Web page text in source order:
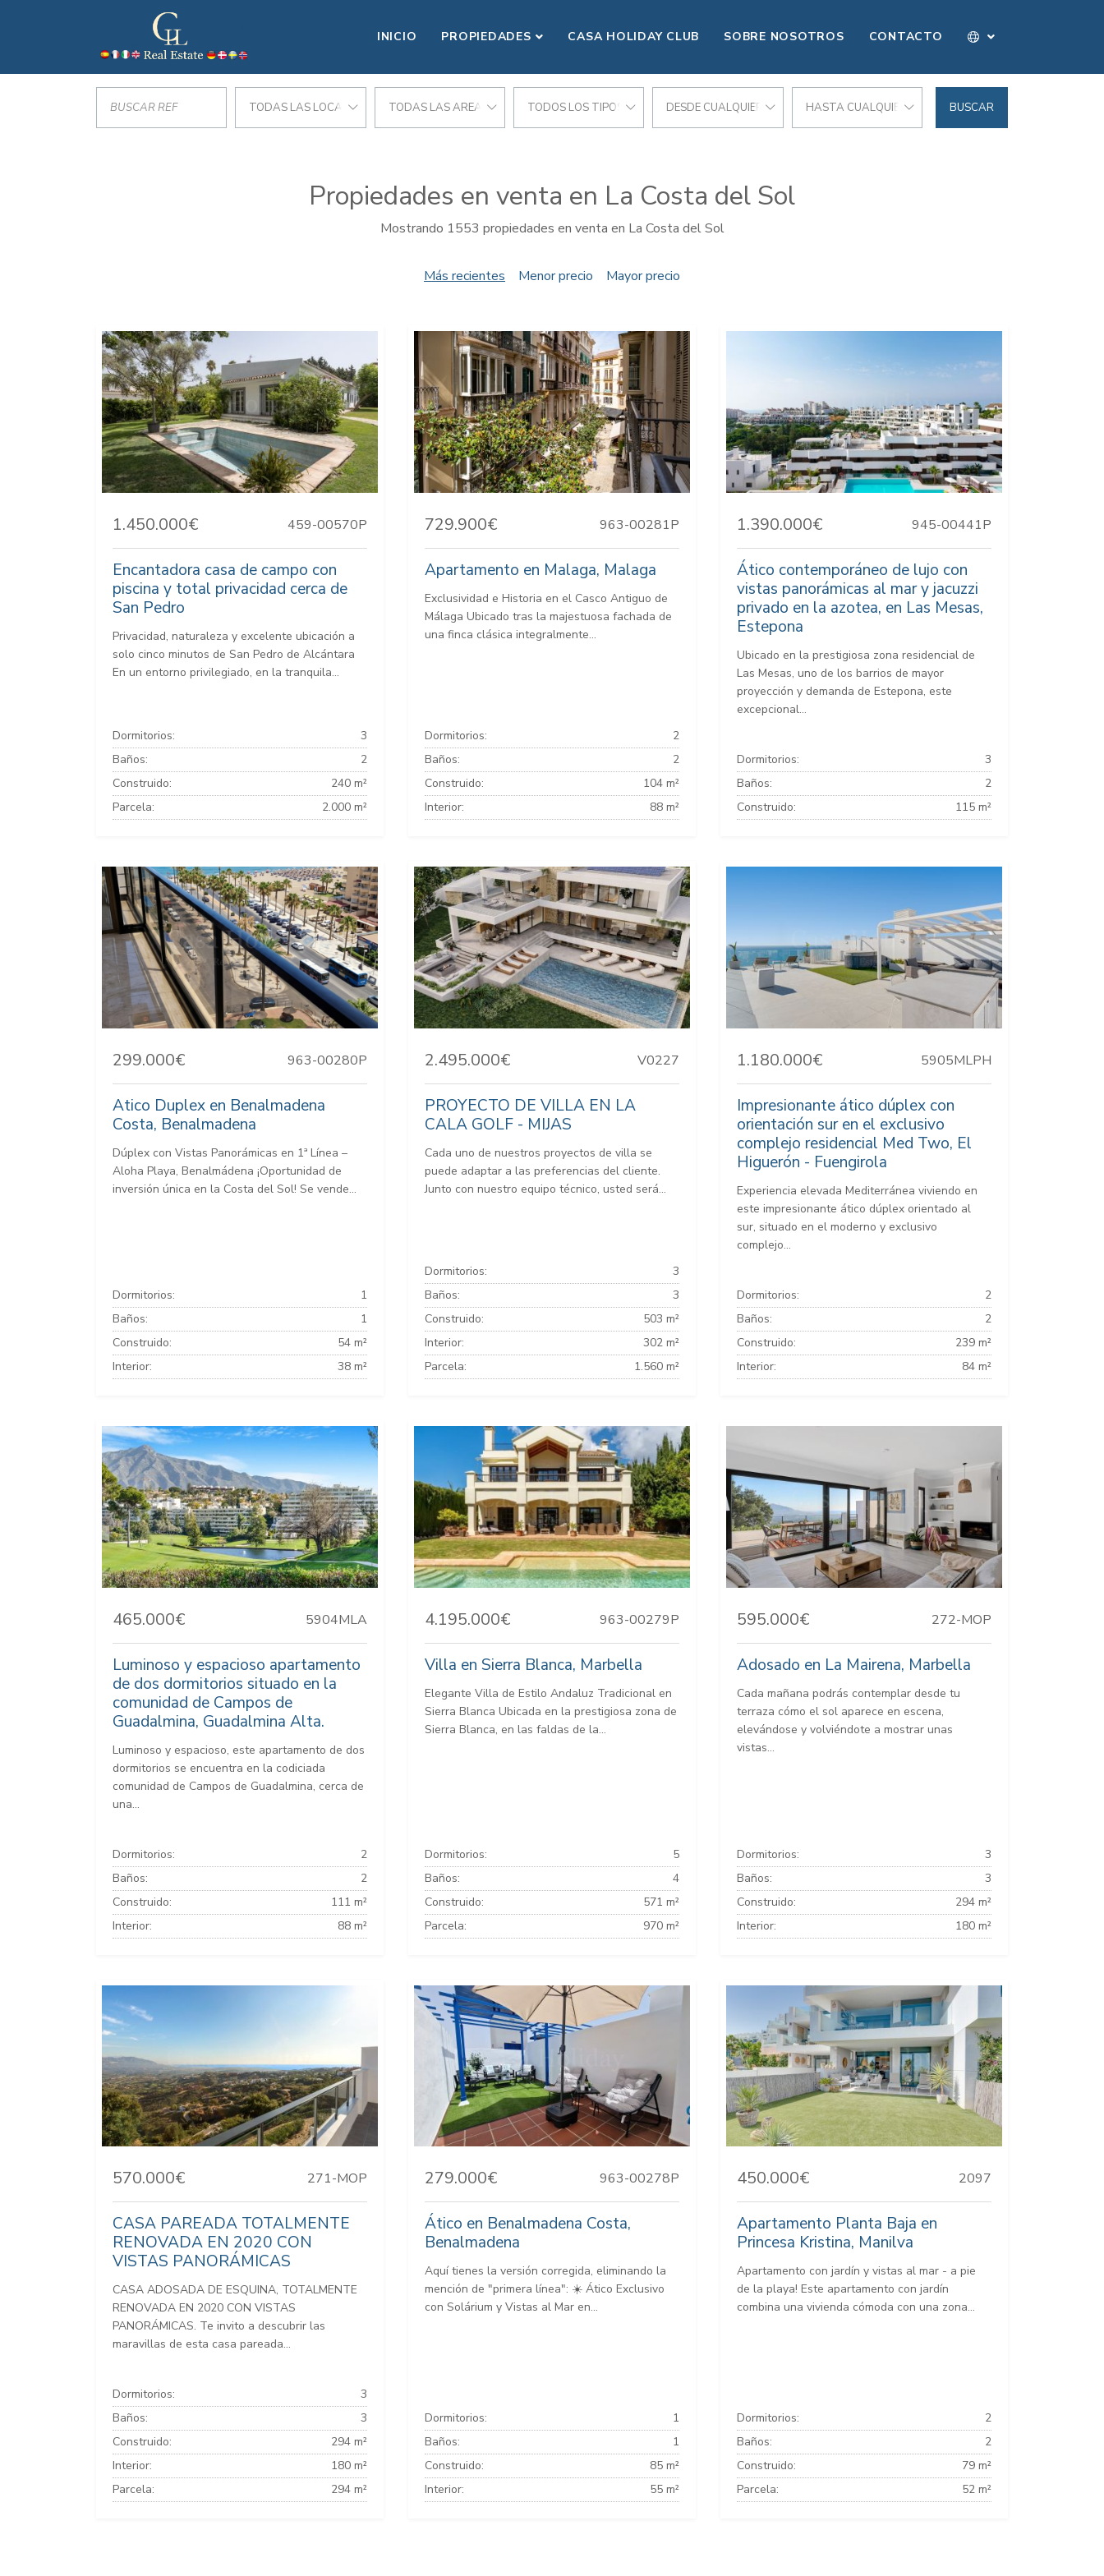
INICIO PROPIEDADES CASA HOLIDAY CLUB SOBRE NOSOTROS CONTACTO
TODAS LAS LOCALIZACIONESTODAS LAS AREAS TODOS LOS TIPOS DESDE CUALQUIER PRECIO HASTA CUALQUIER PRECIO BUSCAR
Propiedades en venta en La Costa del Sol
Mostrando 1553 propiedades en venta en La Costa del Sol
Más recientes Menor precio Mayor precio
1.450.000€ 459-00570P
Encantadora casa de campo con
piscina y total privacidad cerca de
San Pedro
Privacidad, naturaleza y excelente ubicación a
solo cinco minutos de San Pedro de Alcántara
En un entorno privilegiado, en la tranquila...
Dormitorios:
3
Baños:
2
Construido:
240 m²
Parcela:
2.000 m²
729.900€ 963-00281P
Apartamento en Malaga, Malaga
Exclusividad e Historia en el Casco Antiguo de
Málaga Ubicado tras la majestuosa fachada de
una finca clásica integralmente...
Dormitorios:
2
Baños:
2
Construido:
104 m²
Interior:
88 m²
1.390.000€ 945-00441P
Ático contemporáneo de lujo con
vistas panorámicas al mar y jacuzzi
privado en la azotea, en Las Mesas,
Estepona
Ubicado en la prestigiosa zona residencial de
Las Mesas, uno de los barrios de mayor
proyección y demanda de Estepona, este
excepcional...
Dormitorios:
3
Baños:
2
Construido:
115 m²
299.000€ 963-00280P
Atico Duplex en Benalmadena
Costa, Benalmadena
Dúplex con Vistas Panorámicas en 1ª Línea –
Aloha Playa, Benalmádena ¡Oportunidad de
inversión única en la Costa del Sol! Se vende...
Dormitorios:
1
Baños:
1
Construido:
54 m²
Interior:
38 m²
2.495.000€ V0227
PROYECTO DE VILLA EN LA
CALA GOLF - MIJAS
Cada uno de nuestros proyectos de villa se
puede adaptar a las preferencias del cliente.
Junto con nuestro equipo técnico, usted será...
Dormitorios:
3
Baños:
3
Construido:
503 m²
Interior:
302 m²
Parcela:
1.560 m²
1.180.000€ 5905MLPH
Impresionante ático dúplex con
orientación sur en el exclusivo
complejo residencial Med Two, El
Higuerón - Fuengirola
Experiencia elevada Mediterránea viviendo en
este impresionante ático dúplex orientado al
sur, situado en el moderno y exclusivo
complejo...
Dormitorios:
2
Baños:
2
Construido:
239 m²
Interior:
84 m²
465.000€ 5904MLA
Luminoso y espacioso apartamento
de dos dormitorios situado en la
comunidad de Campos de
Guadalmina, Guadalmina Alta.
Luminoso y espacioso, este apartamento de dos
dormitorios se encuentra en la codiciada
comunidad de Campos de Guadalmina, cerca de
una...
Dormitorios:
2
Baños:
2
Construido:
111 m²
Interior:
88 m²
4.195.000€ 963-00279P
Villa en Sierra Blanca, Marbella
Elegante Villa de Estilo Andaluz Tradicional en
Sierra Blanca Ubicada en la prestigiosa zona de
Sierra Blanca, en las faldas de la...
Dormitorios:
5
Baños:
4
Construido:
571 m²
Parcela:
970 m²
595.000€ 272-MOP
Adosado en La Mairena, Marbella
Cada mañana podrás contemplar desde tu
terraza cómo el sol aparece en escena,
elevándose y volviéndote a mostrar unas
vistas...
Dormitorios:
3
Baños:
3
Construido:
294 m²
Interior:
180 m²
570.000€ 271-MOP
CASA PAREADA TOTALMENTE
RENOVADA EN 2020 CON
VISTAS PANORÁMICAS
CASA ADOSADA DE ESQUINA, TOTALMENTE
RENOVADA EN 2020 CON VISTAS
PANORÁMICAS. Te invito a descubrir las
maravillas de esta casa pareada...
Dormitorios:
3
Baños:
3
Construido:
294 m²
Interior:
180 m²
Parcela:
294 m²
279.000€ 963-00278P
Ático en Benalmadena Costa,
Benalmadena
Aquí tienes la versión corregida, eliminando la
mención de "primera línea": ☀️ Ático Exclusivo
con Solárium y Vistas al Mar en...
Dormitorios:
1
Baños:
1
Construido:
85 m²
Interior:
55 m²
450.000€ 2097
Apartamento Planta Baja en
Princesa Kristina, Manilva
Apartamento con jardín y vistas al mar - a pie
de la playa! Este apartamento con jardín
combina una vivienda cómoda con una zona...
Dormitorios:
2
Baños:
2
Construido:
79 m²
Parcela:
52 m²